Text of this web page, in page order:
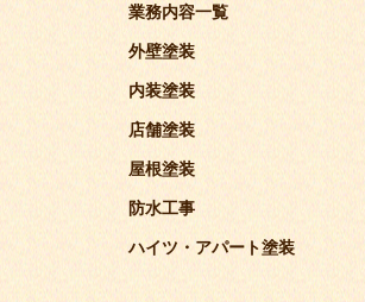
業務内容一覧
外壁塗装
内装塗装
店舗塗装
屋根塗装
防水工事
ハイツ・アパート塗装